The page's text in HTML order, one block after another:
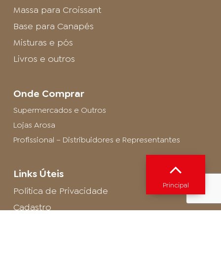
Massa para Croissant
Base para Canapés
Misturas e pós
Livros e outros
Onde Comprar
Supermercados e Outros
Lojas Arosa
Profissional – Distribuidores e Representantes
Links Úteis
Política de Privacidade
Cadastro
Principal